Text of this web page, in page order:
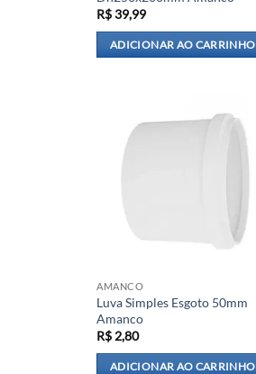
R$39,99
ADICIONAR AO CARRINHO
AMANCO
Luva Simples Esgoto 50mm
Amanco
R$ 2,80
ADICIONAR AO CARRINHO